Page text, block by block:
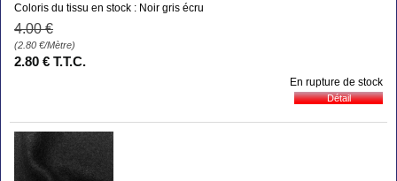
Coloris du tissu en stock : Noir gris écru
4.00 €
(2.80 €/Mètre)
2.80 € T.T.C.
En rupture de stock